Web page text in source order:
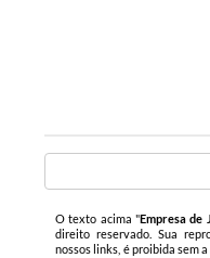
O texto acima "Empresa de
direito reservado. Sua
nossos links, é proibida sem